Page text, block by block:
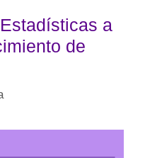
a
de